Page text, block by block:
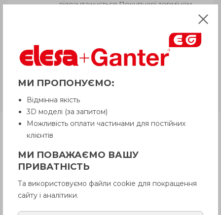
відвантажується Покупцеві терміном
рекомендуємо уточнити у Продавця.
Продавець залишає за собою право
відпускати товар у базовій кольоровій
гамі, якщо інше не обговорено
Покупцем.
RLT-CEТехнополімер
Продукція
Опис
МИ ПРОПОНУЄМО:
Відмінна якість
3D моделі (за запитом)
Можливість оплати частинами для постійних
клієнтів
МИ ПОВАЖАЄМО ВАШУ
ПРИВАТНІСТЬ
Та використовуємо файли cookie для покращення
сайту і аналітики.